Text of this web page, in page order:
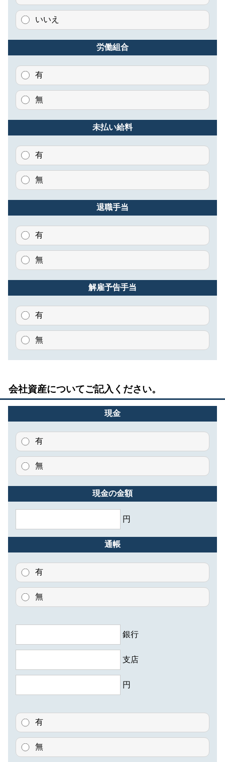
いいえ
労働組合
有
無
未払い給料
有
無
退職手当
有
無
解雇予告手当
有
無
会社資産についてご記入ください。
現金
有
無
現金の金額
円
通帳
有
無
銀行
支店
円
有
無